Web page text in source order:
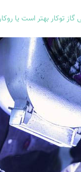
گاز توکار بهتر است یا